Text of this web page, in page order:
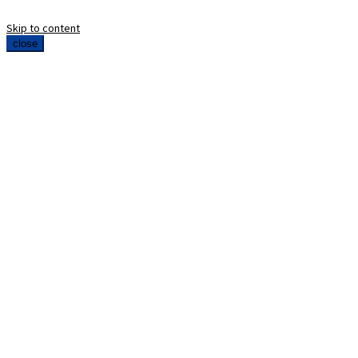
Skip to content
close